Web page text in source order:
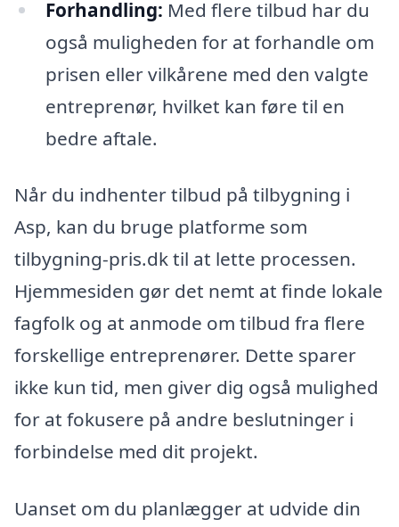
Forhandling: Med flere tilbud har du
også muligheden for at forhandle om
prisen eller vilkårene med den valgte
entreprenør, hvilket kan føre til en
bedre aftale.
Når du indhenter tilbud på tilbygning i
Asp, kan du bruge platforme som
tilbygning-pris.dk til at lette processen.
Hjemmesiden gør det nemt at finde lokale
fagfolk og at anmode om tilbud fra flere
forskellige entreprenører. Dette sparer
ikke kun tid, men giver dig også mulighed
for at fokusere på andre beslutninger i
forbindelse med dit projekt.
Uanset om du planlægger at udvide din